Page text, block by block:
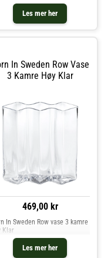
Les mer her
In Sweden Row Vase
3 Kamre Høy Klar
469,00 kr
Les mer her
In Sweden Row vase 3 kamre
Klar